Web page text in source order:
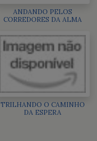
ANDANDO PELOS
CORREDORES DA ALMA
TRILHANDO O CAMINHO
DA ESPERA